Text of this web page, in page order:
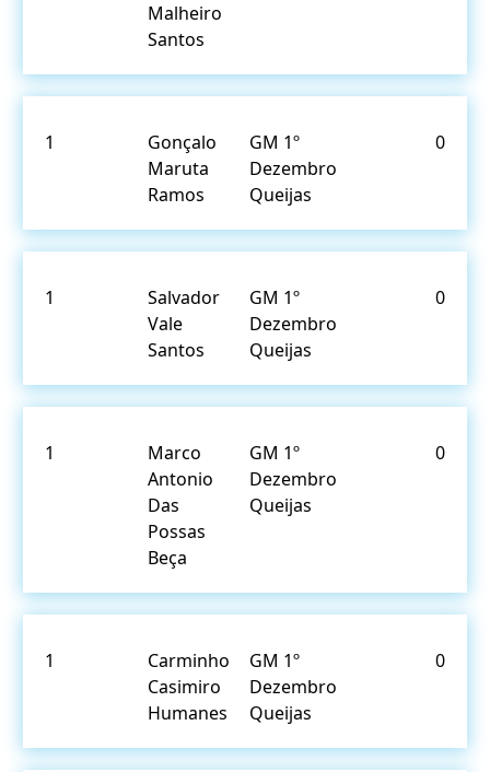
Malheiro
Santos
1
Gonçalo
Maruta
Ramos
GM 1º
Dezembro
Queijas
0
1
Salvador
Vale
Santos
GM 1º
Dezembro
Queijas
0
1
Marco
Antonio
Das
Possas
Beça
GM 1º
Dezembro
Queijas
0
1
Carminho
Casimiro
Humanes
GM 1º
Dezembro
Queijas
0